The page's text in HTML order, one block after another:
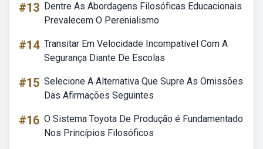
#13 Dentre As Abordagens Filosóficas Educacionais
Prevalecem O Perenialismo
#14 Transitar Em Velocidade Incompativel Com A
Segurança Diante De Escolas
#15 Selecione A Alternativa Que Supre As Omissões
Das Afirmações Seguintes
#16 O Sistema Toyota De Produção é Fundamentado
Nos Princípios Filosóficos